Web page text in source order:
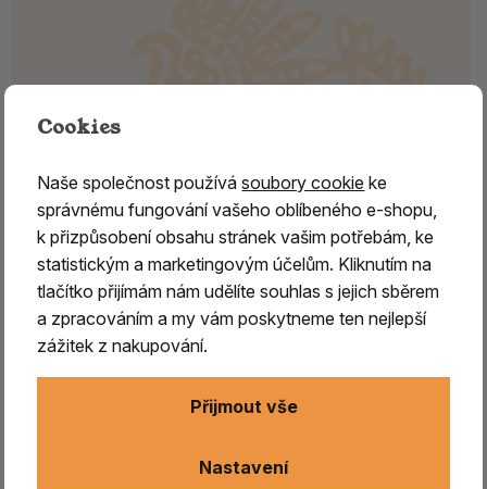
Vonné tyčinky - CLEAN-SE
řemeslům v Bhútánu. Právě úcta k tradici a extrémně
vysoká kvalita použitých surovin dělá z bhútánských
tyčinkami himalájského typu. 100% přírodní složení a
Cookies
Naše společnost používásoubory cookie ke
správnému fungování vašeho oblíbeného e-shopu,
k přizpůsobení obsahu stránek vašim potřebám, ke
statistickým a marketingovým účelům. Kliknutím na
tlačítko přijímám nám udělíte souhlas s jejich sběrem
a zpracováním a my vám poskytneme ten nejlepší
zážitek z nakupování.
Nastavení
Přijmout vše